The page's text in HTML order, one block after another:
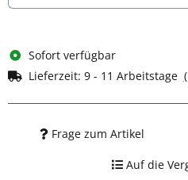
Sofort verfügbar
Lieferzeit: 9 - 11 Arbeitstage
Frage zum Artikel
Auf die